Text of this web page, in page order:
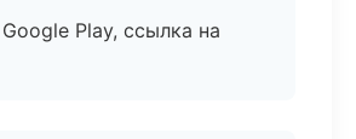
Play, ссылка на